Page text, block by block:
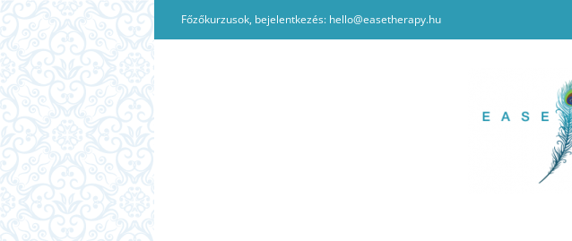
Kihagyás
Főzőkurzusok, bejelentkezés: hello@easetherapy.hu